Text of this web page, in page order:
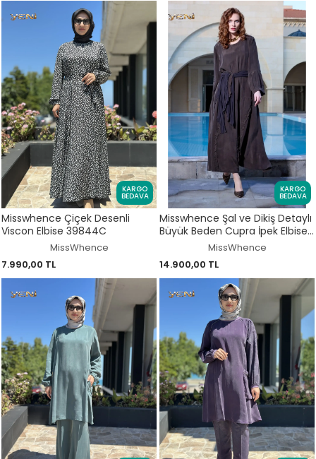
KARGO
BEDAVA
Misswhence Çiçek Desenli
Viscon Elbise 39844C
MissWhence
7.990,00 TL
KARGO
BEDAVA
Misswhence Şal ve Dikiş Detaylı
Büyük Beden Cupra İpek Elbise
MissWhence
14.900,00 TL